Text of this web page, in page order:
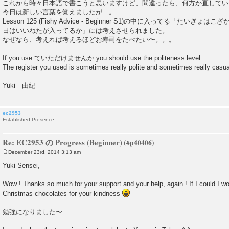
これから時々日本語で書こうと思いますけど、間違ったら、何方か直して
今日は新しい言葉を覚えましたが…。
Lesson 125 (Fishy Advice - Beginner S1)の中に入ってる「たいぎょはこざ
日はいいねたが入ってるか」には考えさせられました。
なぜなら、考えれば考えるほどお寿司をたべたい〜。。。
If you use ていただけませんか you should use the politeness level.
The register you used is sometimes really polite and sometimes really
Yuki 由紀
ec2953
Established Presence
Re: EC2953 の Progress (Beginner)
o
s
December 23rd, 2014 3:13 am
Yuki Sensei,
Wow ! Thanks so much for your support and your help, again ! If I could I
Christmas chocolates for your kindness
勉強になりました〜